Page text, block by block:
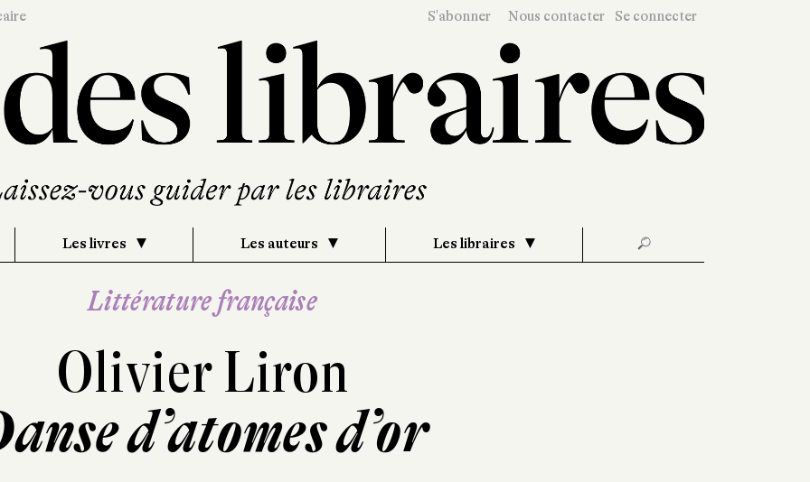
S'abonner Nous contacter Se connecter
Les livres Les auteurs Les libraires 🔎
Littérature française
Olivier Liron
d’atomes d’or